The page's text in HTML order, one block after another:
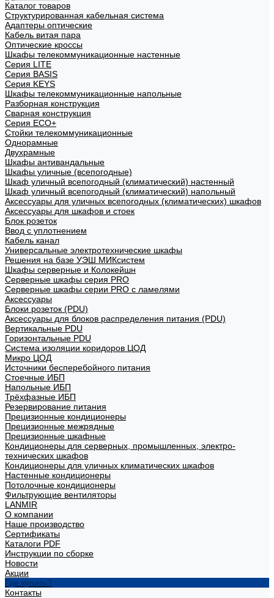
Каталог товаров
Структурированная кабельная система
Адаптеры оптические
Кабель витая пара
Оптические кроссы
Шкафы телекоммуникационные настенные
Cерия LITE
Cерия BASIS
Cерия KEYS
Шкафы телекоммуникационные напольные
Разборная конструкция
Сварная конструкция
Серия ECO+
Стойки телекоммуникационные
Однорамные
Двухрамные
Шкафы антивандальные
Шкафы уличные (всепогодные)
Шкаф уличный всепогодный (климатический) настенный
Шкаф уличный всепогодный (климатический) напольный
Аксессуары для уличных всепогодных (климатических) шкафов
Аксессуары для шкафов и стоек
Блок розеток
Ввод с уплотнением
Кабель канал
Универсальные электротехнические шкафы
Решения на базе УЭШ МИКсистем
Шкафы серверные и Колокейшн
Серверные шкафы серия PRO
Серверные шкафы серии PRO с ламелями
Аксессуары
Блоки розеток (PDU)
Аксессуары для блоков распределения питания (PDU)
Вертикальные PDU
Горизонтальные PDU
Система изоляции коридоров ЦОД
Микро ЦОД
Источники бесперебойного питания
Стоечные ИБП
Напольные ИБП
Трёхфазные ИБП
Резервирование питания
Прецизионные кондиционеры
Прецизионные межрядные
Прецизионные шкафные
Кондиционеры для серверных, промышленных, электро-
технических шкафов
Кондиционеры для уличных климатических шкафов
Настенные кондиционеры
Потолочные кондиционеры
Фильтрующие вентиляторы
LANMIR
О компании
Наше производство
Сертификаты
Каталоги PDF
Инструкции по сборке
Новости
Акции
Где купить?
Контакты